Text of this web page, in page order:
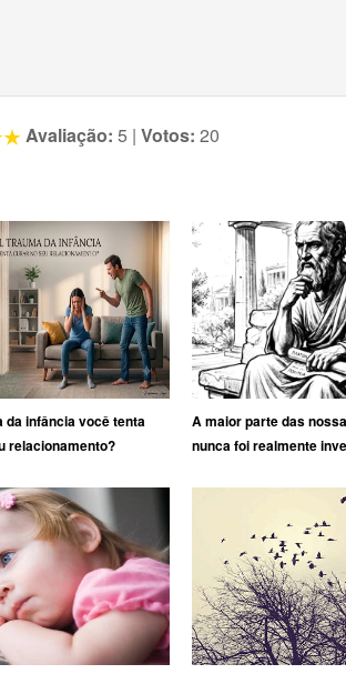
Avaliação: 5 | Votos: 20
da infância você tenta
relacionamento?
A maior parte das
nunca foi realmente